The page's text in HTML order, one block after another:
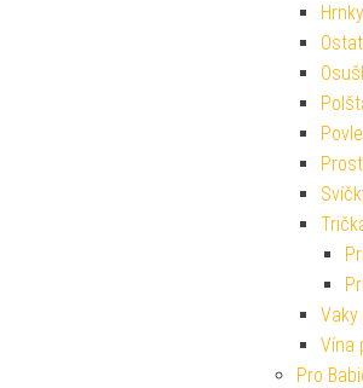
Vína
Pro